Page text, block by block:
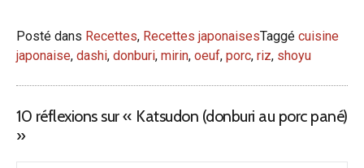
Posté dans Recettes, Recettes japonaisesTaggé cuisine
japonaise, dashi, donburi, mirin, oeuf, porc, riz, shoyu
10 réflexions sur « Katsudon (donburi au porc pané)
»